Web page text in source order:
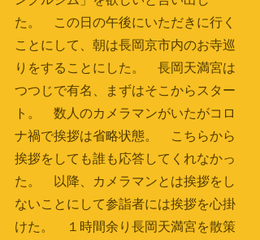
た。　この日の午後にいただきに行く
ことにして、朝は長岡京市内のお寺巡
りをすることにした。　長岡天満宮は
つつじで有名、まずはそこからスター
ト。　数人のカメラマンがいたがコロ
ナ禍で挨拶は省略状態。　こちらから
挨拶をしても誰も応答してくれなかっ
た。　以降、カメラマンとは挨拶をし
ないことにして参詣者には挨拶を心掛
けた。　１時間余り長岡天満宮を散策